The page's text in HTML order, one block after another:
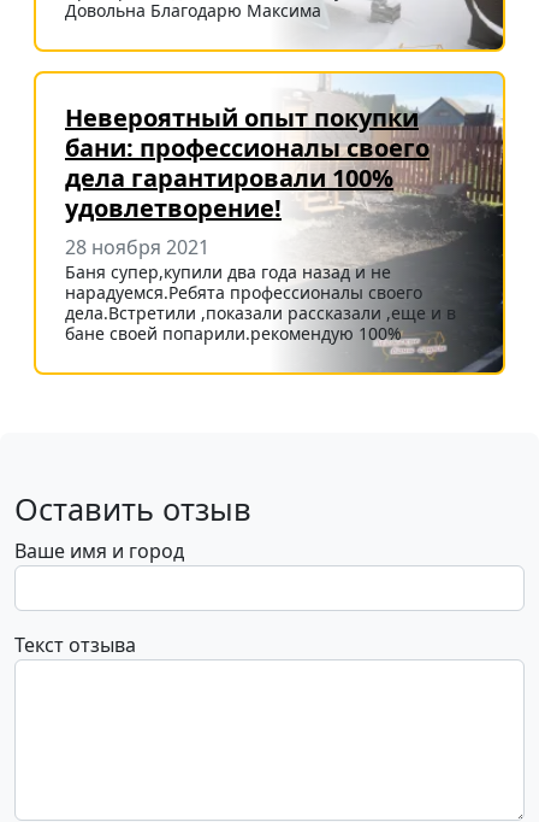
Довольна Благодарю Максима
Невероятный опыт покупки
бани: профессионалы своего
дела гарантировали 100%
удовлетворение!
28 ноября 2021
Баня супер,купили два года назад и не
нарадуемся.Ребята профессионалы своего
дела.Встретили ,показали рассказали ,еще и в
бане своей попарили.рекомендую 100%
Оставить отзыв
Ваше имя и город
Текст отзыва